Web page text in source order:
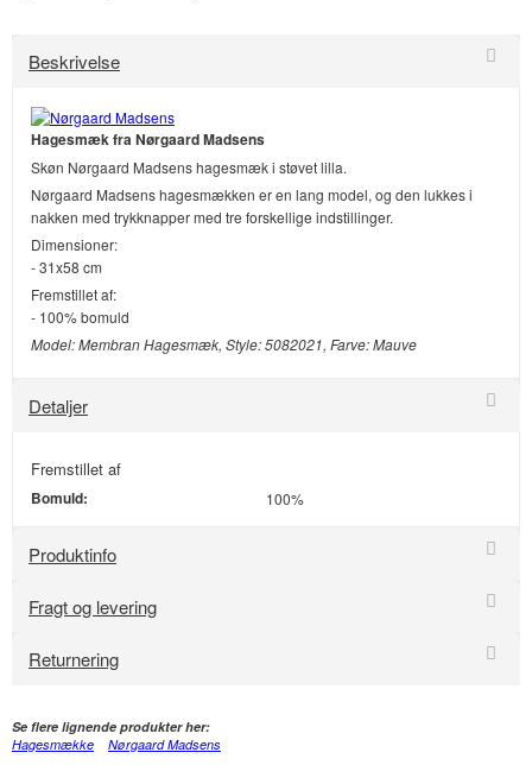
Beskrivelse
Hagesmæk fra Nørgaard Madsens
Skøn Nørgaard Madsens hagesmæk i støvet lilla.
Nørgaard Madsens hagesmækken er en lang model, og den lukkes i
nakken med trykknapper med tre forskellige indstillinger.
Dimensioner:
- 31x58 cm
Fremstillet af:
- 100% bomuld
Model: Membran Hagesmæk, Style: 5082021, Farve: Mauve
Detaljer
Fremstillet af
Bomuld: 100%
Produktinfo
Fragt og levering
Returnering
Se flere lignende produkter her:
Hagesmække
Nørgaard Madsens